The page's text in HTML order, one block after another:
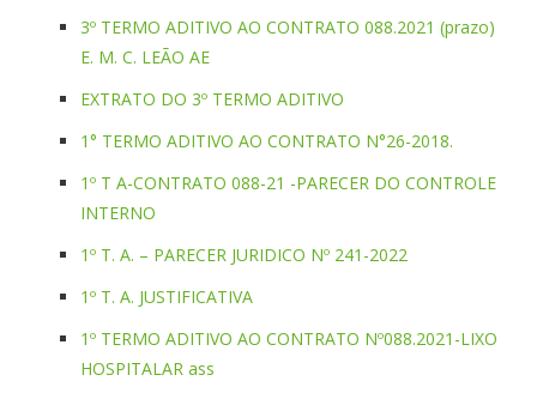
3º TERMO ADITIVO AO CONTRATO 088.2021 (prazo)
E. M. C. LEÃO AE
EXTRATO DO 3º TERMO ADITIVO
1° TERMO ADITIVO AO CONTRATO N°26-2018.
1º T A-CONTRATO 088-21 -PARECER DO CONTROLE
INTERNO
1º T. A. – PARECER JURIDICO Nº 241-2022
1º T. A. JUSTIFICATIVA
1º TERMO ADITIVO AO CONTRATO Nº088.2021-LIXO
HOSPITALAR ass